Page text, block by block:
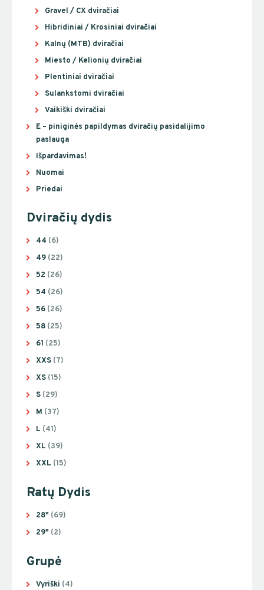
Gravel / CX dviračiai
Hibridiniai / Krosiniai dviračiai
Kalnų (MTB) dviračiai
Miesto / Kelionių dviračiai
Plentiniai dviračiai
Sulankstomi dviračiai
Vaikiški dviračiai
E – piniginės papildymas dviračių pasidalijimo
paslauga
Išpardavimas!
Nuomai
Priedai
Dviračių dydis
44 (6)
49 (22)
52 (26)
54 (26)
56 (26)
58 (25)
61 (25)
XXS (7)
XS (15)
S (29)
M (37)
L (41)
XL (39)
XXL (15)
Ratų Dydis
28" (69)
29" (2)
Grupė
Vyriški (4)